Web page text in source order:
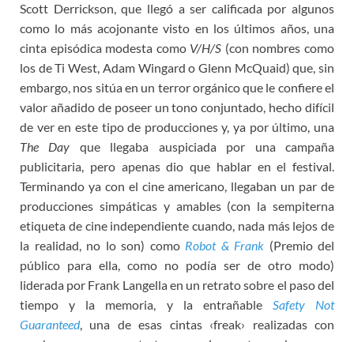
Scott Derrickson, que llegó a ser calificada por algunos
como lo más acojonante visto en los últimos años, una
cinta episódica modesta como V/H/S (con nombres como
los de Ti West, Adam Wingard o Glenn McQuaid) que, sin
embargo, nos sitúa en un terror orgánico que le confiere el
valor añadido de poseer un tono conjuntado, hecho difícil
de ver en este tipo de producciones y, ya por último, una
The Day que llegaba auspiciada por una campaña
publicitaria, pero apenas dio que hablar en el festival.
Terminando ya con el cine americano, llegaban un par de
producciones simpáticas y amables (con la sempiterna
etiqueta de cine independiente cuando, nada más lejos de
la realidad, no lo son) como Robot & Frank (Premio del
público para ella, como no podía ser de otro modo)
liderada por Frank Langella en un retrato sobre el paso del
tiempo y la memoria, y la entrañable Safety Not
Guaranteed, una de esas cintas ‹freak› realizadas con